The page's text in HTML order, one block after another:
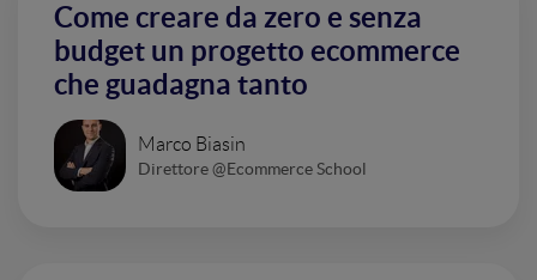
Come creare da zero e senza
budget un progetto ecommerce
che guadagna tanto
Marco Biasin
Direttore @Ecommerce School